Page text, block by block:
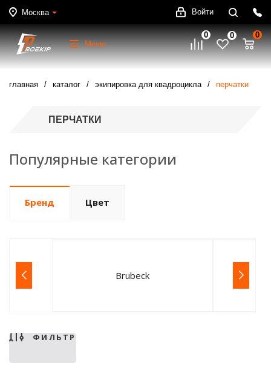
Москва Войти
Меню
0 0 0
главная каталог экипировка для квадроцикла перчатки
ПЕРЧАТКИ
Популярные категории
Бренд Цвет
Brubeck
ФИЛЬТР